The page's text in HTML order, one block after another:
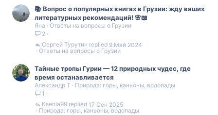
📚 Вопрос о популярных книгах в Грузии: жду ваших
литературных рекомендаций! 🌸📖
Яна
Ответы на вопросы о Грузии
2
Ответы на вопросы о Грузии
9 Май 2024
Сергей Турутин
Тайные тропы Гурии — 12 природных чудес, где
время останавливается
Александр Т
Природа: горы, каньоны, водопады
1
Природа: горы, каньоны, водопады
17 Сен 2025
Ksenia99